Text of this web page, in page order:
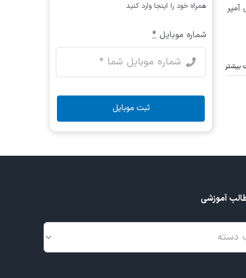
بیشتر
همراه خود را اینجا وارد کنید
شماره موبایل *
ثبت موبایل
آموزشی